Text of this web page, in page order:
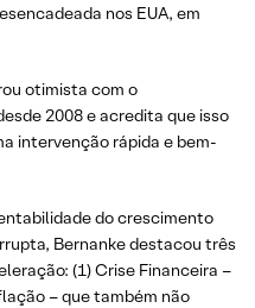
nos EUA, em
otimista com o
2008 e acredita que isso
intervenção rápida e bem-
do crescimento
Bernanke destacou três
(1) Crise Financeira –
– que também não